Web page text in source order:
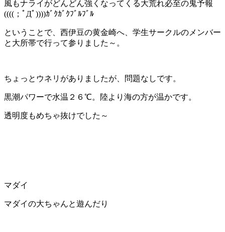
風もナライがどんどん強くなってくる大荒れ必至の鬼予報
((((；ﾟДﾟ))))ｶﾞｸｶﾞｸﾌﾞﾙﾌﾞﾙ
ということで、西伊豆の黄金崎へ、学生サークルのメンバー
と大所帯で行って参りました～。
ちょっとウネリがありましたが、問題なしです。
黒潮パワーで水温２６℃。陸より海の方が温かです。
透明度もめちゃ抜けでした～
マダイ
マダイの大ちゃんと遊んだり